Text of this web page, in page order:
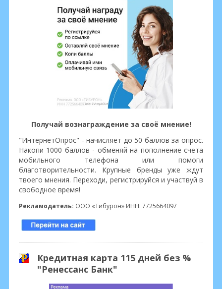
Получай вознаграждение за своё мнение!
"ИнтернетОпрос" - начисляет до 50 баллов за опрос.
Накопи 1000 баллов - обменяй на пополнение счета
мобильного телефона или помоги
благотворительности. Крупные бренды уже ждут
твоего мнения. Переходи, регистрируйся и участвуй в
свободное время!
Рекламодатель: ООО «Тибурон» ИНН: 7725664097
Кредитная карта 115 дней без %
"Ренессанс Банк"